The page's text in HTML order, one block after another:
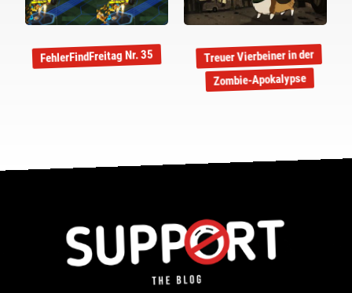
FehlerFindFreitag Nr. 35 Treuer Vierbeiner in der
Zombie-Apokalypse